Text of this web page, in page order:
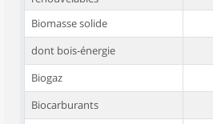
Biomasse solide
dont bois-énergie
Biogaz
Biocarburants